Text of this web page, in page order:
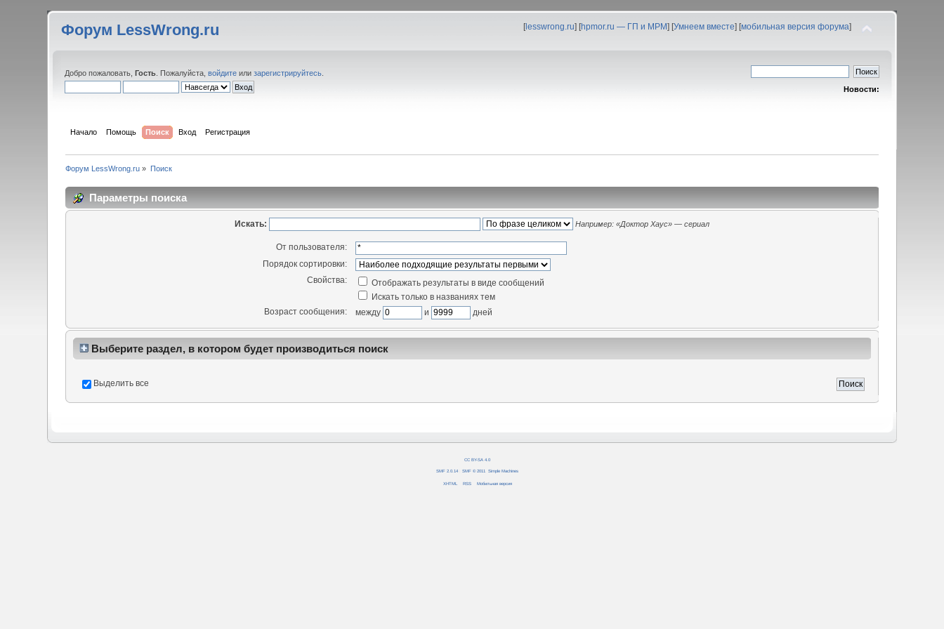
Форум LessWrong.ru [lesswrong.ru] [hpmor.ru — ГП и МРМ] [Умнеем вместе] [мобильная версия форума]
Добро пожаловать,Гость . Пожалуйста,войдите илизарегистрируйтесь
Новости:
Начало Помощь Поиск Вход Регистрация
Форум LessWrong.ru » Поиск
Параметры поиска
Искать: Например: «Доктор Хаус» — сериал
От пользователя:
Порядок сортировки:
Свойства:
Отображать результаты в виде сообщений
Искать только в названиях тем
Возраст сообщения:
между и дней
Выберите раздел, в котором будет производиться поиск
Выделить все
CC BY-SA 4.0
SMF 2.0.14 SMF © 2011 Simple Machines
XHTML RSS Мобильная версия